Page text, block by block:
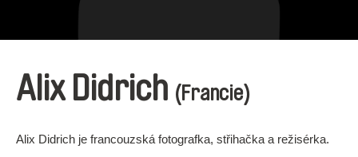
Alix Didrich (Francie)
Alix Didrich je francouzská fotografka, střihačka a režisérka.